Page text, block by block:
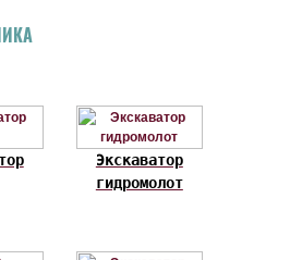
Экскаватор
гидромолот